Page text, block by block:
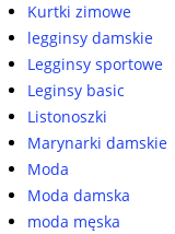
Kurtki zimowe
legginsy damskie
Legginsy sportowe
Leginsy basic
Listonoszki
Marynarki damskie
Moda
Moda damska
moda męska